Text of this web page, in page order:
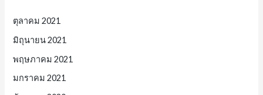
ตุลาคม 2021
มิถุนายน 2021
พฤษภาคม 2021
มกราคม 2021